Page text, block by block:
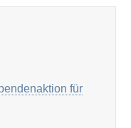
für